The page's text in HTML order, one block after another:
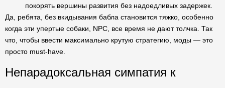
покорять вершины развития без надоедливых задержек.
Да, ребята, без вкидывания бабла становится тяжко, особенно
когда эти упертые собаки, NPC, все время не дают толчка. Так
что, чтобы ввести максимально крутую стратегию, моды — это
просто must-have.
Непарадоксальная симпатия к